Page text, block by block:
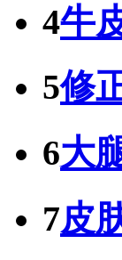
4牛
5修
6大
7皮